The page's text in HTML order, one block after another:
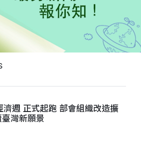
週 正式起跑 部會組織改造擴
灣新願景